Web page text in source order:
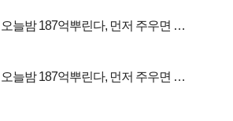
오늘밤 187억뿌린다, 먼저 주우면 최
오늘밤 187억뿌린다, 먼저 주우면 최